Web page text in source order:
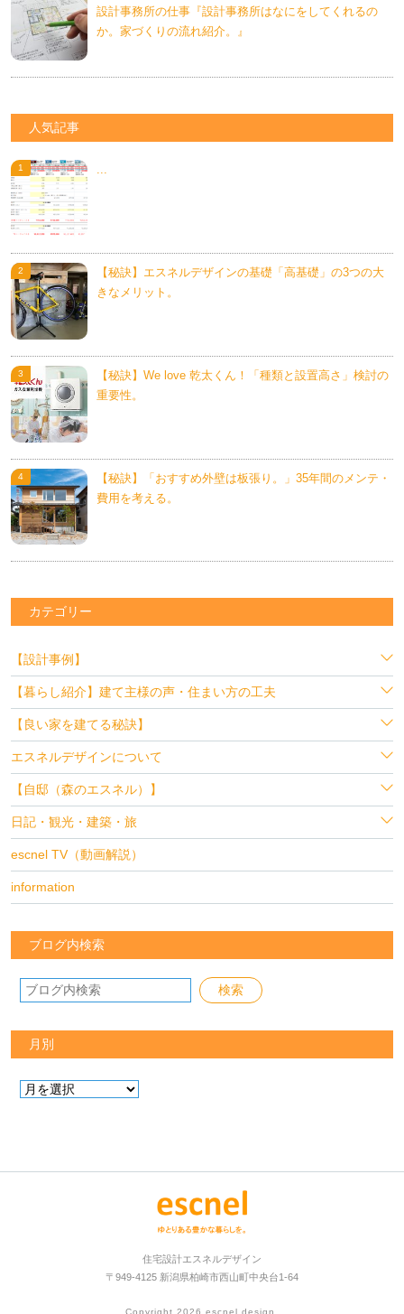
設計事務所の仕事『設計事務所はなにをしてくれるの
か。家づくりの流れ紹介。』
人気記事
...
【秘訣】エスネルデザインの基礎「高基礎」の3つの大
きなメリット。
【秘訣】We love 乾太くん！「種類と設置高さ」検討の
重要性。
【秘訣】「おすすめ外壁は板張り。」35年間のメンテ・
費用を考える。
カテゴリー
【設計事例】
【暮らし紹介】建て主様の声・住まい方の工夫
【良い家を建てる秘訣】
エスネルデザインについて
【自邸（森のエスネル）】
日記・観光・建築・旅
escnel TV（動画解説）
information
ブログ内検索
月別
住宅設計エスネルデザイン
〒949-4125 新潟県柏崎市西山町中央台1-64